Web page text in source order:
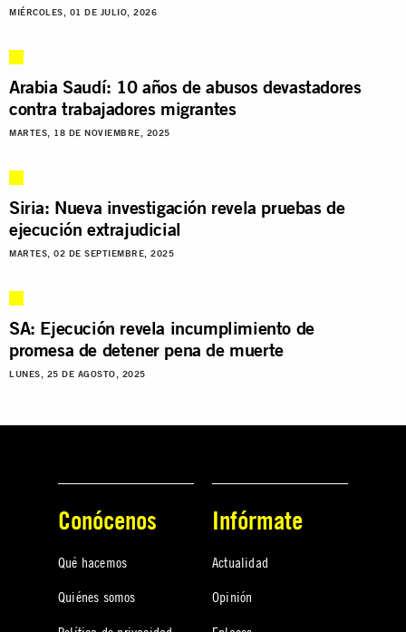
MIÉRCOLES, 01 DE JULIO, 2026
Arabia Saudí: 10 años de abusos devastadores
contra trabajadores migrantes
MARTES, 18 DE NOVIEMBRE, 2025
Siria: Nueva investigación revela pruebas de
ejecución extrajudicial
MARTES, 02 DE SEPTIEMBRE, 2025
SA: Ejecución revela incumplimiento de
promesa de detener pena de muerte
LUNES, 25 DE AGOSTO, 2025
Conócenos
Qué hacemos
Quiénes somos
Infórmate
Actualidad
Opinión